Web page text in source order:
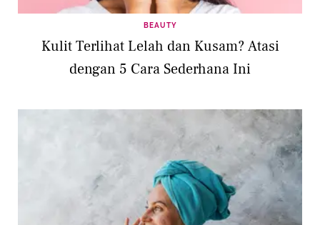
BEAUTY
Kulit Terlihat Lelah dan Kusam? Atasi
dengan 5 Cara Sederhana Ini